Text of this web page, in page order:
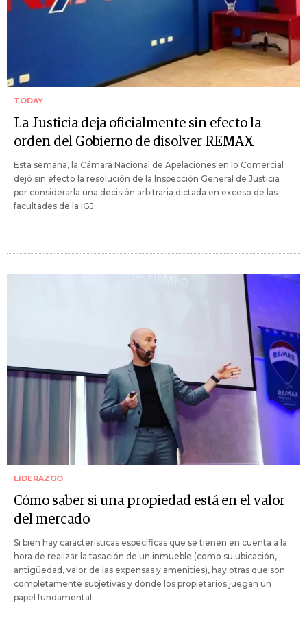
TODAY
La Justicia deja oficialmente sin efecto la
orden del Gobierno de disolver REMAX
Esta semana, la Cámara Nacional de Apelaciones en lo Comercial
dejó sin efecto la resolución de la Inspección General de Justicia
por considerarla una decisión arbitraria dictada en exceso de las
facultades de la IGJ.
LIDERAZGO
Cómo saber si una propiedad está en el valor
del mercado
Si bien hay características específicas que se tienen en cuenta a la
hora de realizar la tasación de un inmueble (como su ubicación,
antigüedad, valor de las expensas y amenities), hay otras que son
completamente subjetivas y donde los propietarios juegan un
papel fundamental.